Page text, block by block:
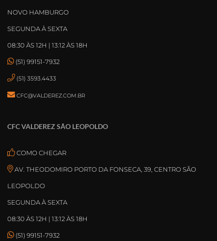
NOVO HAMBURGO
SEGUNDA À SEXTA
08:30 ÀS 12H | 13:12 ÀS 18H
(51) 99151-7932
(51) 3593.4433
CFC@VALDEREZ.COM.BR
CFC VALDEREZ SÃO LEOPOLDO
COMO CHEGAR
AV. THEODOMIRO PORTO DA FONSECA, 39, CENTRO SÃO
LEOPOLDO
SEGUNDA À SEXTA
08:30 ÀS 12H | 13:12 ÀS 18H
(51) 99151-7932